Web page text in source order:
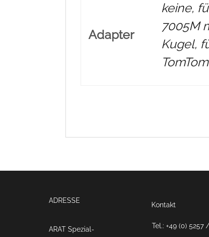
Adapter
keine,
7005M
Kugel,
ADRESSE
ARAT Spezial­
Kontakt
Tel.: +49 (0) 5257 /